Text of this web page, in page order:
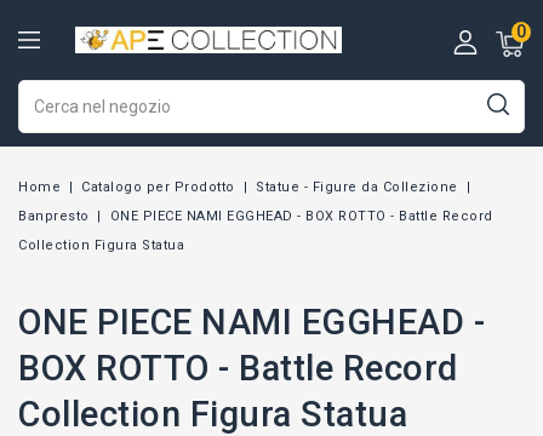
0
Home Catalogo per Prodotto
Statue - Figure da Collezione
Banpresto
ONE PIECE NAMI EGGHEAD - BOX ROTTO - Battle Record
Collection Figura Statua
ONE PIECE NAMI EGGHEAD -
BOX ROTTO - Battle Record
Collection Figura Statua